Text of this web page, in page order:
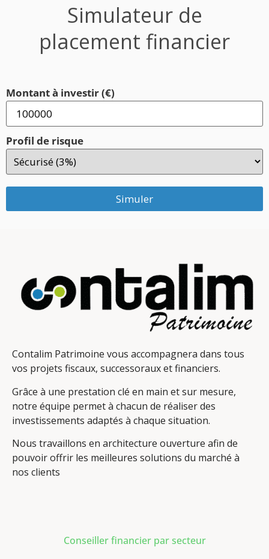
Simulateur de
placement financier
Montant à investir (€)
Profil de risque
Simuler
Contalim Patrimoine vous accompagnera dans tous
vos projets fiscaux, successoraux et financiers.
Grâce à une prestation clé en main et sur mesure,
notre équipe permet à chacun de réaliser des
investissements adaptés à chaque situation.
Nous travaillons en architecture ouverture afin de
pouvoir offrir les meilleures solutions du marché à
nos clients
Conseiller financier par secteur